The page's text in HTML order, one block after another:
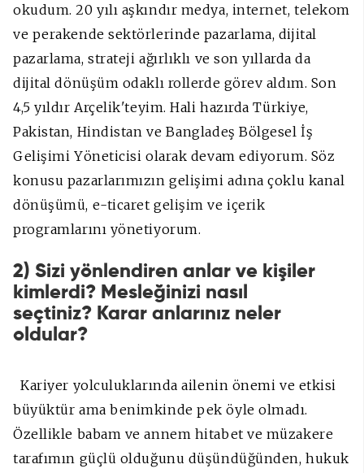
okudum. 20 yılı aşkındır medya, internet, telekom
ve perakende sektörlerinde pazarlama, dijital
pazarlama, strateji ağırlıklı ve son yıllarda da
dijital dönüşüm odaklı rollerde görev aldım. Son
4,5 yıldır Arçelik'teyim. Hali hazırda Türkiye,
Pakistan, Hindistan ve Bangladeş Bölgesel İş
Gelişimi Yöneticisi olarak devam ediyorum. Söz
konusu pazarlarımızın gelişimi adına çoklu kanal
dönüşümü, e-ticaret gelişim ve içerik
programlarını yönetiyorum.
2) Sizi yönlendiren anlar ve kişiler
kimlerdi? Mesleğinizi nasıl
seçtiniz? Karar anlarınız neler
oldular?
Kariyer yolculuklarında ailenin önemi ve etkisi
büyüktür ama benimkinde pek öyle olmadı.
Özellikle babam ve annem hitabet ve müzakere
tarafımın güçlü olduğunu düşündüğünden, hukuk